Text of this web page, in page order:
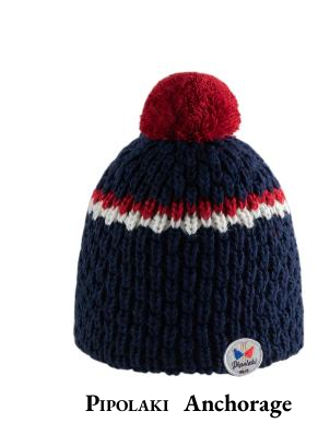
Pipolaki Anchorage